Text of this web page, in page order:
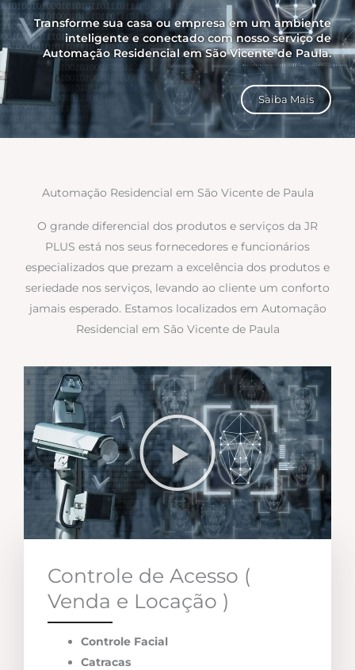
Transforme sua casa ou empresa em um ambiente
inteligente e conectado com nosso serviço de
Automação Residencial em São Vicente de Paula.
Saiba Mais
Automação Residencial em São Vicente de Paula
O grande diferencial dos produtos e serviços da JR
PLUS está nos seus fornecedores e funcionários
especializados que prezam a excelência dos produtos e
seriedade nos serviços, levando ao cliente um conforto
jamais esperado. Estamos localizados em Automação
Residencial em São Vicente de Paula
Controle de Acesso (
Venda e Locação )
Controle Facial
Catracas